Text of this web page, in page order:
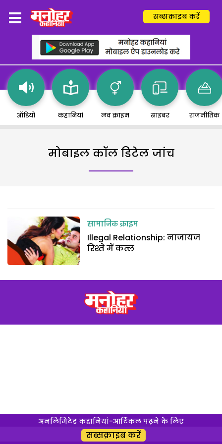
सब्सक्राइब करें
ऑडियो कहानियां लव क्राइम साइबर राजनीतिक
मोबाइल कॉल डिटेल जांच
सामाजिक क्राइम
Illegal Relationship: नाजायज
रिश्ते में कत्ल
अनलिमिटेड कहानियां-आर्टिकल पढ़ने के लिए
सब्सक्राइब करें